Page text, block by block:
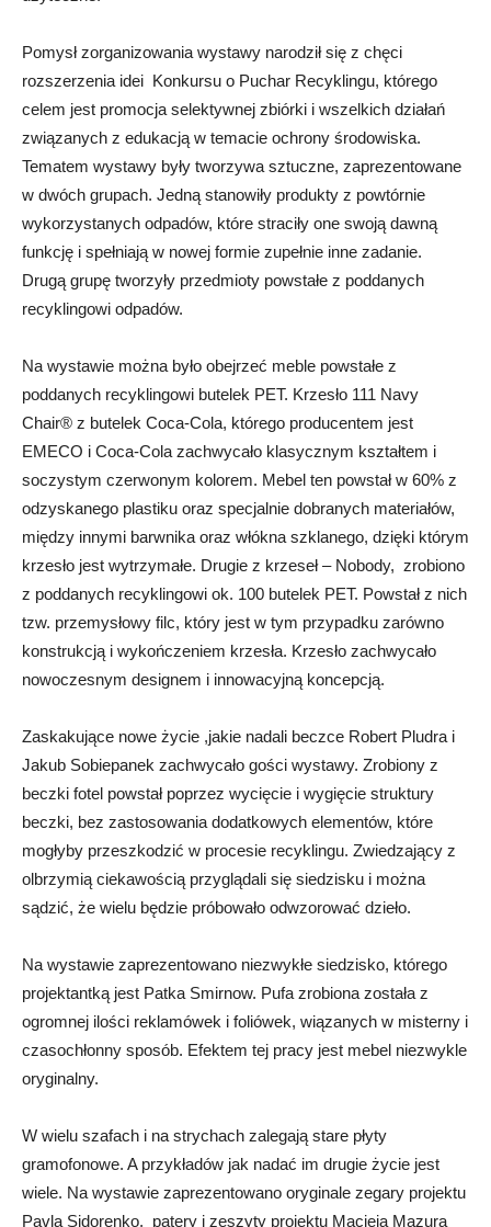
Pomysł zorganizowania wystawy narodził się z chęci
rozszerzenia idei Konkursu o Puchar Recyklingu, którego
celem jest promocja selektywnej zbiórki i wszelkich działań
związanych z edukacją w temacie ochrony środowiska.
Tematem wystawy były tworzywa sztuczne, zaprezentowane
w dwóch grupach. Jedną stanowiły produkty z powtórnie
wykorzystanych odpadów, które straciły one swoją dawną
funkcję i spełniają w nowej formie zupełnie inne zadanie.
Drugą grupę tworzyły przedmioty powstałe z poddanych
recyklingowi odpadów.
Na wystawie można było obejrzeć meble powstałe z
poddanych recyklingowi butelek PET. Krzesło 111 Navy
Chair® z butelek Coca-Cola, którego producentem jest
EMECO i Coca-Cola zachwycało klasycznym kształtem i
soczystym czerwonym kolorem. Mebel ten powstał w 60% z
odzyskanego plastiku oraz specjalnie dobranych materiałów,
między innymi barwnika oraz włókna szklanego, dzięki którym
krzesło jest wytrzymałe. Drugie z krzeseł – Nobody, zrobiono
z poddanych recyklingowi ok. 100 butelek PET. Powstał z nich
tzw. przemysłowy filc, który jest w tym przypadku zarówno
konstrukcją i wykończeniem krzesła. Krzesło zachwycało
nowoczesnym designem i innowacyjną koncepcją.
Zaskakujące nowe życie ,jakie nadali beczce Robert Pludra i
Jakub Sobiepanek zachwycało gości wystawy. Zrobiony z
beczki fotel powstał poprzez wycięcie i wygięcie struktury
beczki, bez zastosowania dodatkowych elementów, które
mogłyby przeszkodzić w procesie recyklingu. Zwiedzający z
olbrzymią ciekawością przyglądali się siedzisku i można
sądzić, że wielu będzie próbowało odwzorować dzieło.
Na wystawie zaprezentowano niezwykłe siedzisko, którego
projektantką jest Patka Smirnow. Pufa zrobiona została z
ogromnej ilości reklamówek i foliówek, wiązanych w misterny i
czasochłonny sposób. Efektem tej pracy jest mebel niezwykle
oryginalny.
W wielu szafach i na strychach zalegają stare płyty
gramofonowe. A przykładów jak nadać im drugie życie jest
wiele. Na wystawie zaprezentowano oryginale zegary projektu
Pavla Sidorenko, patery i zeszyty projektu Macieja Mazura